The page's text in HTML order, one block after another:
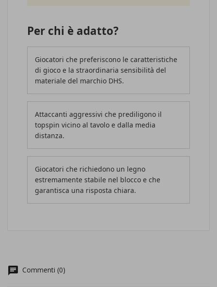
Per chi è adatto?
Giocatori che preferiscono le caratteristiche
di gioco e la straordinaria sensibilità del
materiale del marchio DHS.
Attaccanti aggressivi che prediligono il
topspin vicino al tavolo e dalla media
distanza.
Giocatori che richiedono un legno
estremamente stabile nel blocco e che
garantisca una risposta chiara.
chat Commenti (0)